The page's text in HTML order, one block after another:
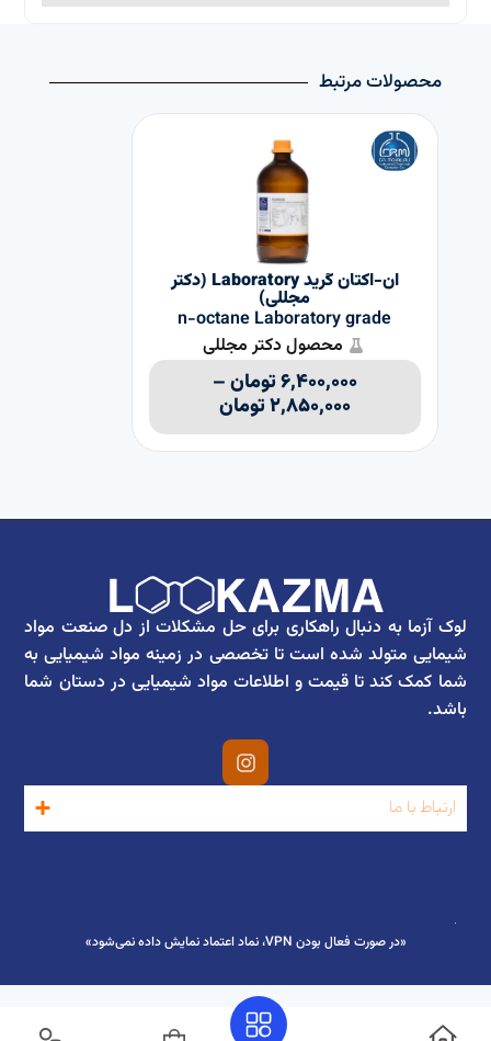
محصولات مرتبط
ان-اکتان گرید Laboratory (دکتر
مجللی)
n-octane Laboratory grade
محصول دکتر مجللی
۶,۴۰۰,۰۰۰تومان–
۲,۸۵۰,۰۰۰تومان
لوک آزما به دنبال راهکاری برای حل مشکلات از دل صنعت مواد
شیمایی متولد شده است تا تخصصی در زمینه مواد شیمیایی به
شما کمک کند تا قیمت و اطلاعات مواد شیمیایی در دستان شما
باشد.
ارتباط با ما
«در صورت فعال بودن VPN، نماد اعتماد نمایش داده نمی‌شود»